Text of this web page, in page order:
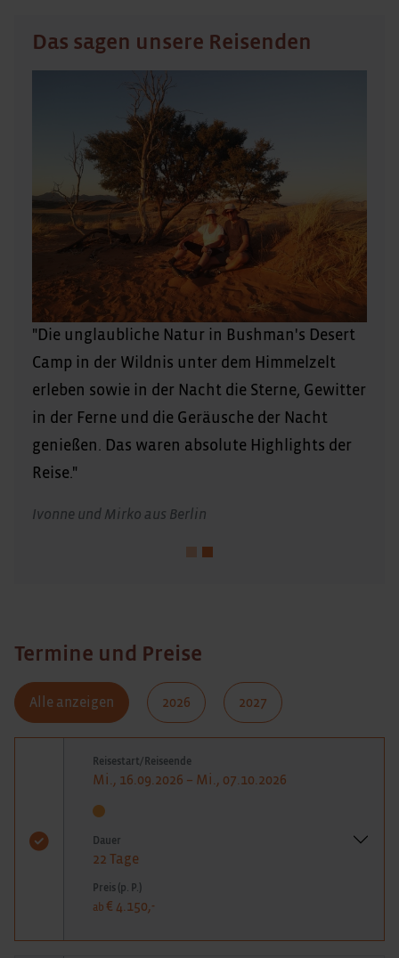
Das sagen unsere Reisenden
"Die unglaubliche Natur in Bushman's Desert
Camp in der Wildnis unter dem Himmelzelt
erleben sowie in der Nacht die Sterne, Gewitter
in der Ferne und die Geräusche der Nacht
genießen. Das waren absolute Highlights der
Reise."
Ivonne und Mirko aus Berlin
Termine und Preise
Alle anzeigen 2026 2027
Reisestart/Reiseende
Mi., 16.09.2026 – Mi., 07.10.2026
Dauer
22 Tage
Preis (p. P.)
ab € 4.150,-